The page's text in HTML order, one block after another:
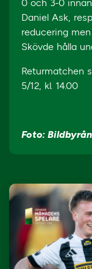
0 och 3-0
Daniel Ask,
reducering
Skövde hålla
Returmatchen
5/12, kl. 14.00
Foto: Bildbyrån